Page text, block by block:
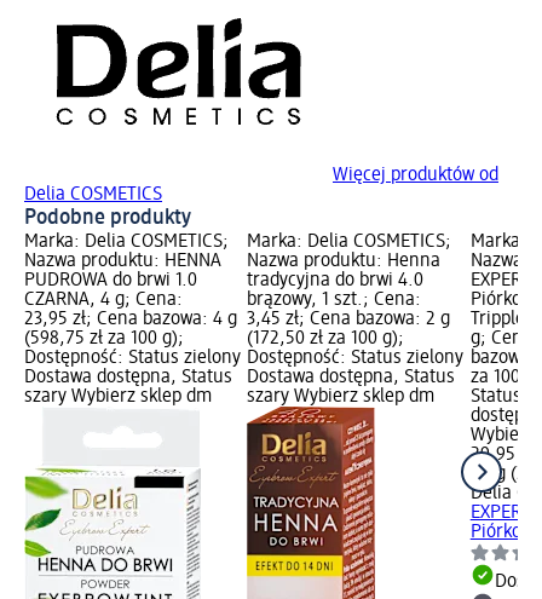
Więcej produktów od
Delia COSMETICS
Podobne produkty
Marka: Delia COSMETICS;
Nazwa produktu: HENNA
PUDROWA do brwi 1.0
CZARNA, 4 g; Cena:
23,95 zł; Cena bazowa: 4 g
(598,75 zł za 100 g);
Dostępność: Status zielony
Dostawa dostępna, Status
szary Wybierz sklep dm
Marka: Delia COSMETICS;
Nazwa produktu: Henna
tradycyjna do brwi 4.0
brązowy, 1 szt.; Cena:
3,45 zł; Cena bazowa: 2 g
(172,50 zł za 100 g);
Dostępność: Status zielony
Dostawa dostępna, Status
szary Wybierz sklep dm
Marka:
Nazwa
Tripple
g; Cena:
bazowa:
za 100
Status
Wybierz
29,95 zł
1,3 g (2
Delia